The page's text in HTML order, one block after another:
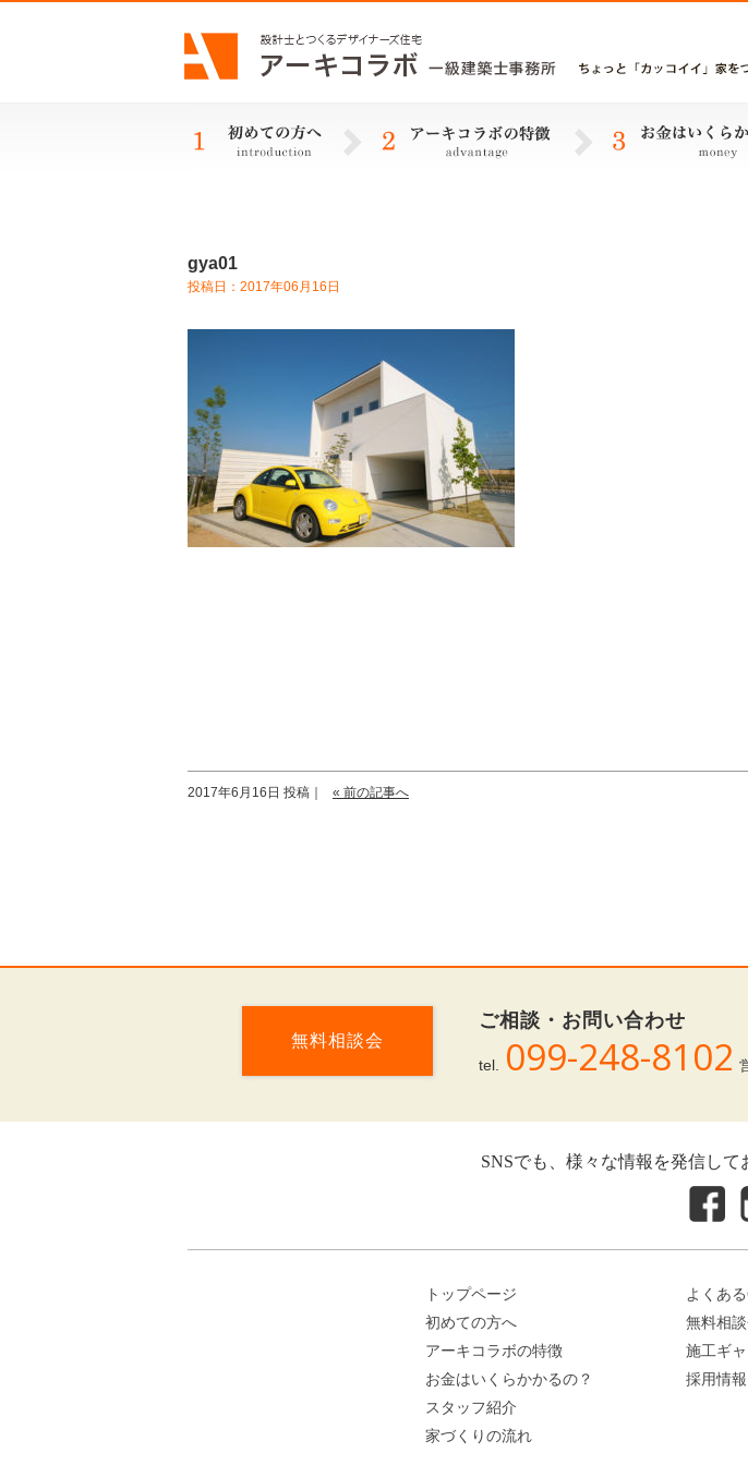
gya01
投稿日：2017年06月16日
2017年6月16日 投稿｜ « 前の記事へ
ご相談・お問い合わせ
tel. 099-248-8102
無料相談会
SNSでも、様々な情報を発信して
トップページ
初めての方へ
アーキコラボの特徴
お金はいくらかかるの？
スタッフ紹介
家づくりの流れ
よくあ
無料相
施工ギ
採用情報